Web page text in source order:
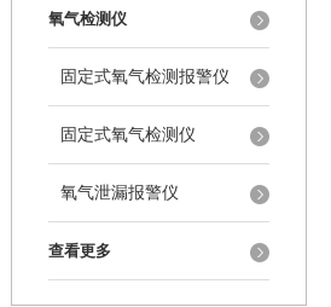
氧气检测仪
固定式氧气检测报警仪
固定式氧气检测仪
氧气泄漏报警仪
查看更多